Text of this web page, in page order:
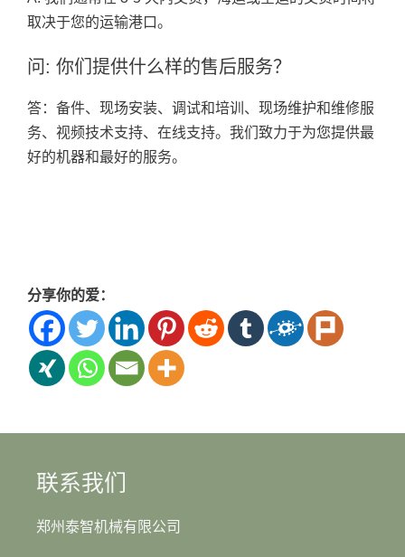
取决于您的运输港口。
问: 你们提供什么样的售后服务？
答：备件、现场安装、调试和培训、现场维护和维修服
务、视频技术支持、在线支持。我们致力于为您提供最
好的机器和最好的服务。
分享你的爱：
联系我们
郑州泰智机械有限公司